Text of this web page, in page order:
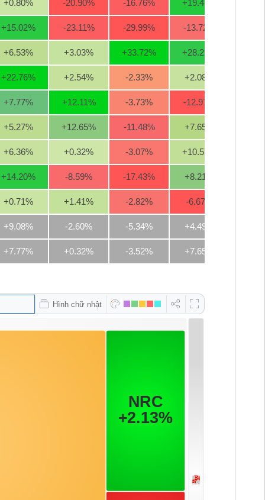
+0.80% -20.90% -16.76% +19.43
+15.02% -23.11% -29.99% -13.72
+6.53% +3.03% +33.72% +28.29
+22.76% +2.54% -2.33% +2.08
+7.77% +12.11% -3.73% -12.97
+5.27% +12.65% -11.48% +7.65
+6.36% +0.32% -3.07% +10.57
+14.20% -8.59% -17.43% +8.21
+0.71% +1.41% -2.82% -6.67
+9.08% -2.60% -5.34% +4.49%
+7.77% +0.32% -3.52% +7.65%
Hình chữ nhật